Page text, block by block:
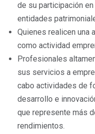
de su participación
entidades
Quienes realicen una
como actividad
Profesionales
sus servicios a
cabo actividades de
desarrollo e
que represente más
rendimientos.